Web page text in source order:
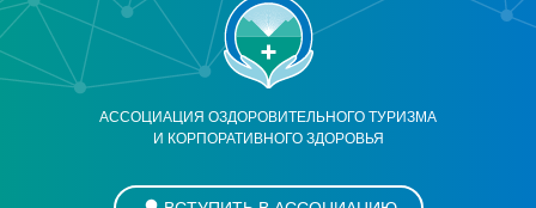
АССОЦИАЦИЯ ОЗДОРОВИТЕЛЬНОГО ТУРИЗМА
И КОРПОРАТИВНОГО ЗДОРОВЬЯ